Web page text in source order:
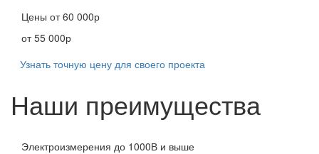
Цены от 60 000р
от 55 000р
Узнать точную цену для своего проекта
Наши преимущества
Электроизмерения до 1000В и выше